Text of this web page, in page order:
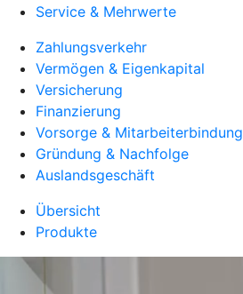
Service & Mehrwerte
Zahlungsverkehr
Vermögen & Eigenkapital
Versicherung
Finanzierung
Vorsorge & Mitarbeiterbindung
Gründung & Nachfolge
Auslandsgeschäft
Übersicht
Produkte